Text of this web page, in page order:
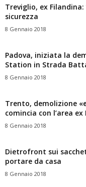
Treviglio, ex
sicurezza
8 Gennaio 2018
Padova, iniziata la
Station in Strada
8 Gennaio 2018
Trento, demolizione
comincia con l’area ex
8 Gennaio 2018
Dietrofront sui
portare da casa
8 Gennaio 2018